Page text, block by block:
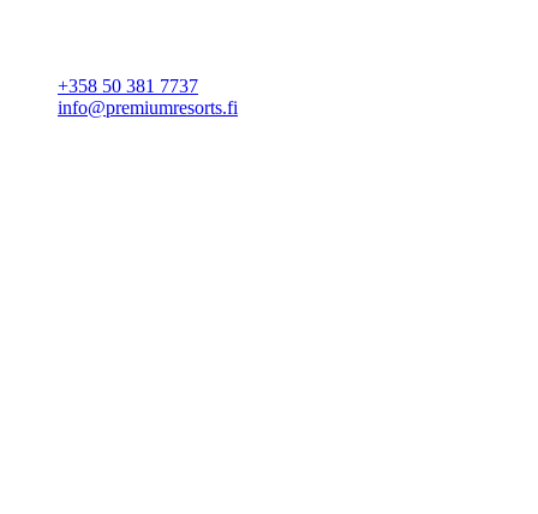
+358 50 381 7737
info@premiumresorts.fi